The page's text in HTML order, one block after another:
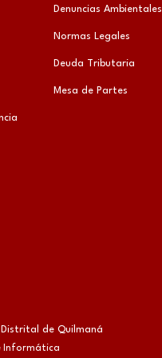
Denuncias Ambientales
Normas Legales
Deuda Tributaria
Mesa de Partes
de Quilmaná
Informática